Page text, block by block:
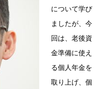
について学び
ましたが、今
回は、老後資
金準備に使え
る個人年金を
取り上げ、個